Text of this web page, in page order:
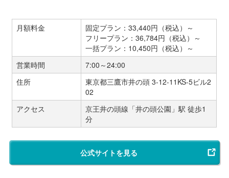
月額料金
固定プラン：33,440円（税込）～
フリープラン：36,784円（税込）～
一括プラン：10,450円（税込）～
営業時間
7:00～24:00
住所
東京都三鷹市井の頭 3-12-11KS-5ビル2
02
アクセス
京王井の頭線「井の頭公園」駅 徒歩1
分
公式サイトを見る